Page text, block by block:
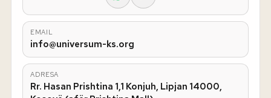
EMAIL
info@universum-ks.org
ADRESA
Rr. Hasan Prishtina 1,1 Konjuh, Lipjan 14000,